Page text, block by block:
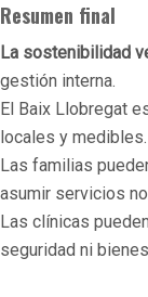
Resumen final
La sostenibilidad
gestión interna.
El Baix Llobregat
locales y medibles.
Las familias
asumir servicios
Las clínicas
seguridad ni